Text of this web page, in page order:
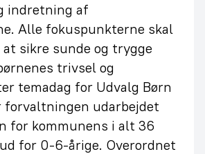
indretning af
Alle fokuspunkterne skal
sikre sunde og trygge
trivsel og
temadag for Udvalg Børn
forvaltningen udarbejdet
for kommunens i alt 36
for 0-6-årige. Overordnet